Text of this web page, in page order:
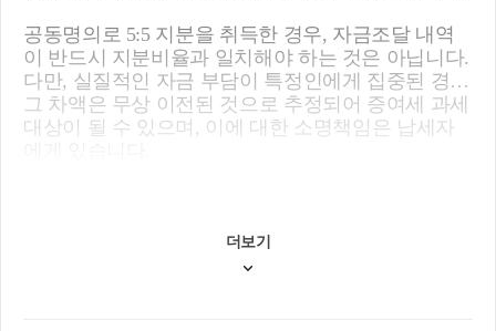
공동명의로 5:5 지분을 취득한 경우, 자금조달 내역
이 반드시 지분비율과 일치해야 하는 것은 아닙니다.
다만, 실질적인 자금 부담이 특정인에게 집중된 경우
그 차액은 무상 이전된 것으로 추정되어 증여세 과세
대상이 될 수 있으며, 이에 대한 소명책임은 납세자
단순한 가계 관리나 생활비였다는 주장만으로는 수
억원 규모의 자산 형성에 대해 증여 추정을 반박하기
더보기